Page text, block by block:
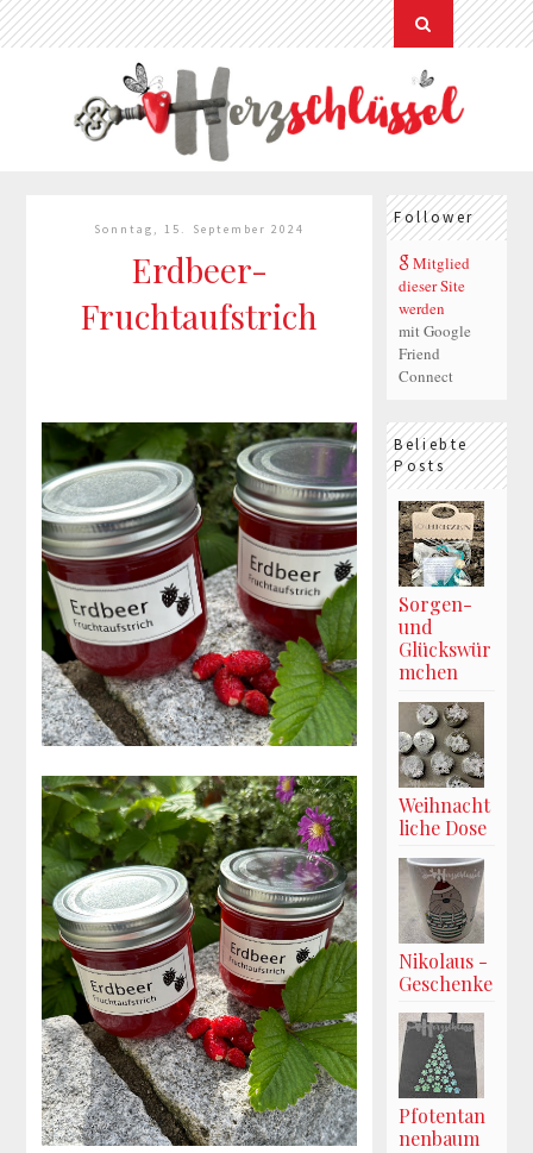
Sonntag, 15. September 2024
Erdbeer-
Fruchtaufstrich
Follower
Mitglied
dieser Site
werden
mit Google
Friend
Connect
Beliebte
Posts
Sorgen-
und
Glückswür
mchen
Weihnacht
liche Dose
Nikolaus -
Geschenke
Pfotentan
nenbaum